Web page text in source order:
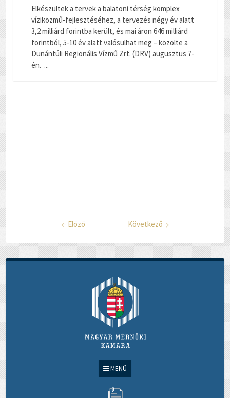
MENÜ
Elkészültek a tervek a balatoni térség komplex
víziközmű-fejlesztéséhez, a tervezés négy év alatt
3,2 milliárd forintba került, és mai áron 646 milliárd
forintból, 5-10 év alatt valósulhat meg – közölte a
Dunántúli Regionális Vízmű Zrt. (DRV) augusztus 7-
én. ...
← Előző Következő →